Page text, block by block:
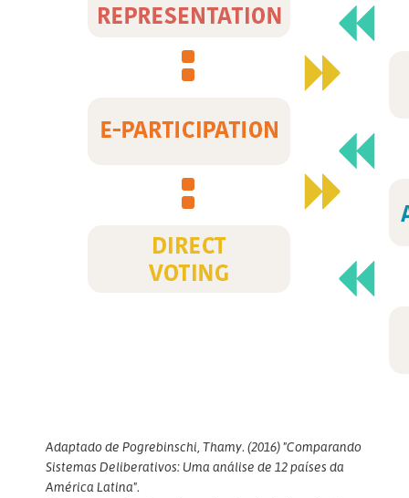
Adaptado de Pogrebinschi, Thamy. (2016) "Comparando
Sistemas Deliberativos: Uma análise de 12 países da
América Latina".